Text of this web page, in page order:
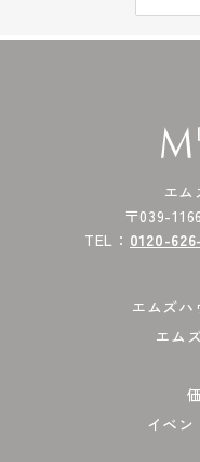
エ
〒039-
TEL： 0120-
エムズハ
エム
イベン